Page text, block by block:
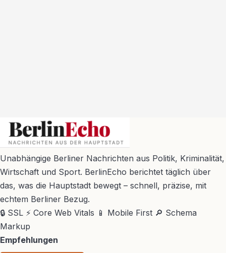
BerlinEcho – Zur Startseite
Unabhängige Berliner Nachrichten aus Politik, Kriminalität,
Wirtschaft und Sport. BerlinEcho berichtet täglich über
das, was die Hauptstadt bewegt – schnell, präzise, mit
echtem Berliner Bezug.
🔒 SSL ⚡ Core Web Vitals 📱 Mobile First 🔎 Schema
Markup
Empfehlungen